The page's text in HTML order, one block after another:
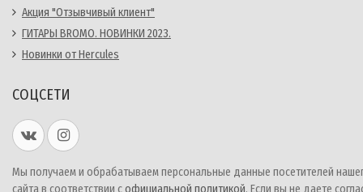
Акция "Отзывчивый клиент"
ГИТАРЫ BROMO. НОВИНКИ 2023.
Новинки от Hercules
СОЦСЕТИ
Мы получаем и обрабатываем персональные данные посетителей